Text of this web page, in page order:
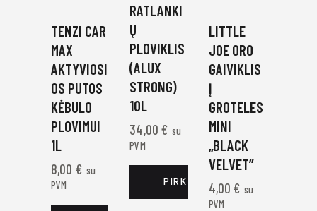
TENZI CAR
MAX
AKTYVIOSI
OS PUTOS
KĖBULO
PLOVIMUI
1L
8,00 € su
PVM
RATLANKI
Ų
PLOVIKLIS
(ALUX
STRONG)
10L
34,00 € su
PVM
PIRKTI DABAR
LITTLE
JOE ORO
GAIVIKLIS
Į
GROTELES
MINI
„BLACK
VELVET”
4,00€ su
PVM